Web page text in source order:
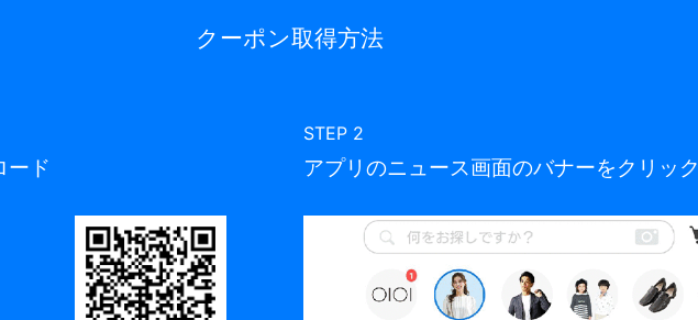
クーポン取得方法
ード アプリのニュース画面のバナーをクリック
STEP 2